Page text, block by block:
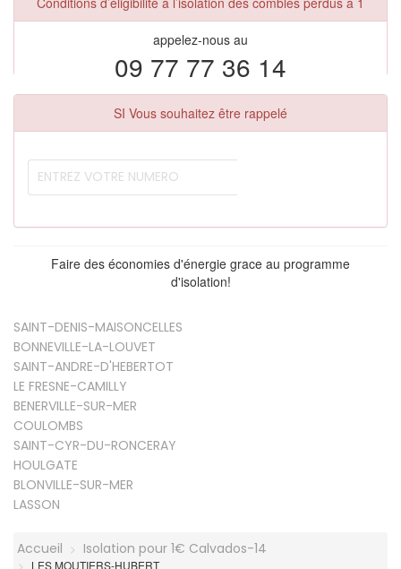
appelez-nous au
09 77 77 36 14
SI Vous souhaitez être rappelé
Faire des économies d'énergie grace au programme
d'isolation!
SAINT-DENIS-MAISONCELLES
BONNEVILLE-LA-LOUVET
SAINT-ANDRE-D'HEBERTOT
LE FRESNE-CAMILLY
BENERVILLE-SUR-MER
COULOMBS
SAINT-CYR-DU-RONCERAY
HOULGATE
BLONVILLE-SUR-MER
LASSON
Accueil Isolation pour 1€ Calvados-14
LES MOUTIERS-HUBERT